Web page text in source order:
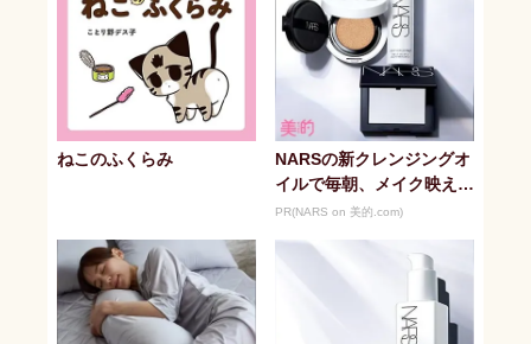
ねこのふくらみ
NARSの新クレンジングオ
イルで毎朝、メイク映えす
る潤い美肌へ
PR(NARS on 美的.com)